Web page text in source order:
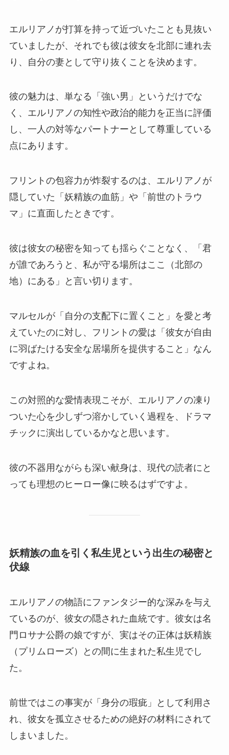
エルリアノが打算を持って近づいたことも見抜い
ていましたが、それでも彼は彼女を北部に連れ去
り、自分の妻として守り抜くことを決めます。
彼の魅力は、単なる「強い男」というだけでな
く、エルリアノの知性や政治的能力を正当に評価
し、一人の対等なパートナーとして尊重している
点にあります。
フリントの包容力が炸裂するのは、エルリアノが
隠していた「妖精族の血筋」や「前世のトラウ
マ」に直面したときです。
彼は彼女の秘密を知っても揺らぐことなく、「君
が誰であろうと、私が守る場所はここ（北部の
地）にある」と言い切ります。
マルセルが「自分の支配下に置くこと」を愛と考
えていたのに対し、フリントの愛は「彼女が自由
に羽ばたける安全な居場所を提供すること」なん
ですよね。
この対照的な愛情表現こそが、エルリアノの凍り
ついた心を少しずつ溶かしていく過程を、ドラマ
チックに演出しているかなと思います。
彼の不器用ながらも深い献身は、現代の読者にと
っても理想のヒーロー像に映るはずですよ。
妖精族の血を引く私生児という出生の秘密と
伏線
エルリアノの物語にファンタジー的な深みを与え
ているのが、彼女の隠された血統です。彼女は名
門ロサナ公爵の娘ですが、実はその正体は妖精族
（プリムローズ）との間に生まれた私生児でし
た。
前世ではこの事実が「身分の瑕疵」として利用さ
れ、彼女を孤立させるための絶好の材料にされて
しまいました。